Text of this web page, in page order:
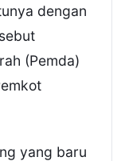
dengan
(Pemda)
yang baru